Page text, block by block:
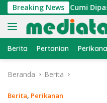
Langsung
ke
konten
Breaking News
Atraktor Cumi Dipasang di
Berita Pertanian
Beranda Berita
Berita, Perikanan